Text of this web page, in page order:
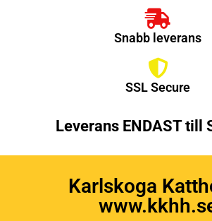
Snabb leverans
SSL Secure
Leverans ENDAST till
Karlskoga